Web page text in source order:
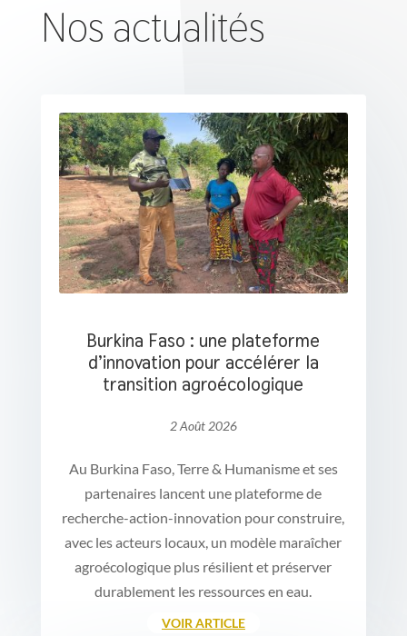
Nos actualités
Burkina Faso : une plateforme
d’innovation pour accélérer la
transition agroécologique
2 Août 2026
Au Burkina Faso, Terre & Humanisme et ses
partenaires lancent une plateforme de
recherche-action-innovation pour construire,
avec les acteurs locaux, un modèle maraîcher
agroécologique plus résilient et préserver
durablement les ressources en eau.
VOIR ARTICLE